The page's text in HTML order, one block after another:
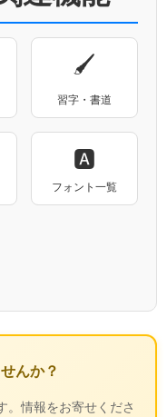
🖌
習字・書道
🅰
フォント一覧
んか？
。情報をお寄せくださ